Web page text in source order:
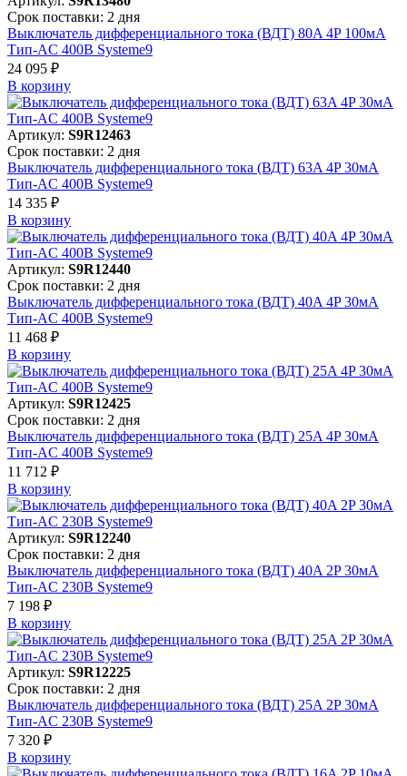
Срок поставки: 2 дня
Выключатель дифференциального тока (ВДТ) 80A 4P 100мА
Тип-AC 400В Systeme9
24 095 ₽
В корзинy
Артикул: S9R12463
Срок поставки: 2 дня
Выключатель дифференциального тока (ВДТ) 63A 4P 30мА
Тип-AC 400В Systeme9
14 335 ₽
В корзинy
Артикул: S9R12440
Срок поставки: 2 дня
Выключатель дифференциального тока (ВДТ) 40A 4P 30мА
Тип-AC 400В Systeme9
11 468 ₽
В корзинy
Артикул: S9R12425
Срок поставки: 2 дня
Выключатель дифференциального тока (ВДТ) 25A 4P 30мА
Тип-AC 400В Systeme9
11 712 ₽
В корзинy
Артикул: S9R12240
Срок поставки: 2 дня
Выключатель дифференциального тока (ВДТ) 40A 2P 30мА
Тип-AC 230В Systeme9
7 198 ₽
В корзинy
Артикул: S9R12225
Срок поставки: 2 дня
Выключатель дифференциального тока (ВДТ) 25A 2P 30мА
Тип-AC 230В Systeme9
7 320 ₽
В корзинy